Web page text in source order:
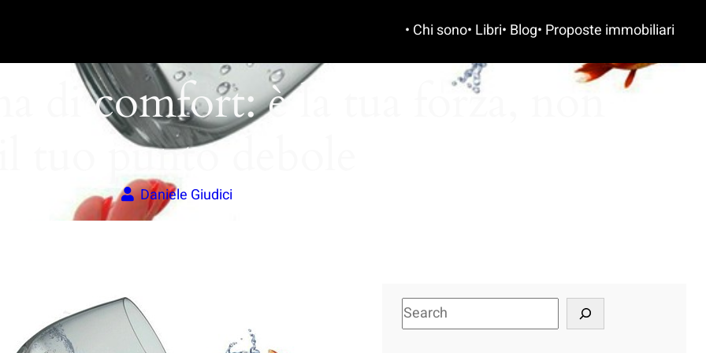
• Chi sono• Libri• Blog• Proposte immobiliari
di comfort: è la tua forza, non
il tuo punto debole
Daniele Giudici
S
e